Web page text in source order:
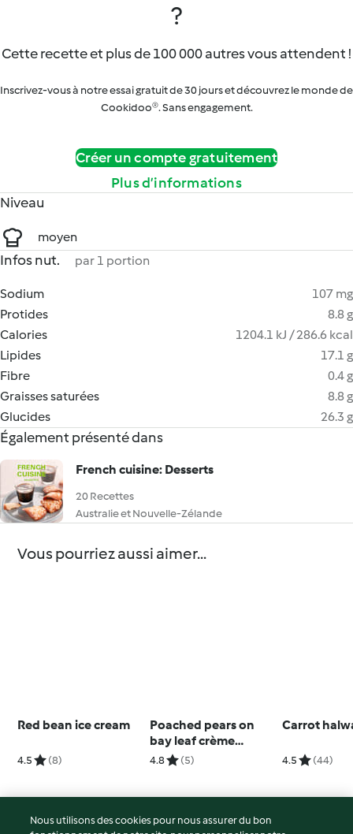
?
Cette recette et plus de 100 000 autres vous attendent !
Inscrivez-vous à notre essai gratuit de 30 jours et découvrez le monde de
Cookidoo®. Sans engagement.
Créer un compte gratuitement
Plus d’informations
Niveau
moyen
Infos nut. par 1 portion
Sodium
107 mg
Protides
8.8 g
Calories
1204.1 kJ / 286.6 kcal
Lipides
17.1 g
Fibre
0.4 g
Graisses saturées
8.8 g
Glucides
26.3 g
Également présenté dans
French cuisine: Desserts
20 Recettes
Australie et Nouvelle-Zélande
Vous pourriez aussi aimer...
Red bean ice cream
4.5 (8)
Poached pears on
bay leaf crème
anglaise and almond
4.8 (5)
Carrot
4.5 (44)
Nous utilisons des cookies pour nous assurer du bon